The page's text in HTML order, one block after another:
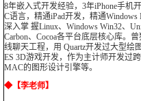
8年嵌入式开发经验，3年iPhone手机
C语言，精通iPad开发，精通
深入掌 握Linux、Windows Win32、
Carbon、Cocoa各平台底层核心库。
线聊天工程，用 Quartz开发过大型绘
ES 3D游戏开发，作为主计师开发过
MAC的图形设计引擎等。
◆【李老师】